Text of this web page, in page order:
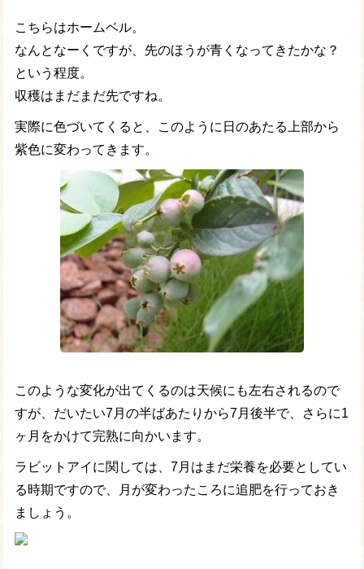
こちらはホームベル。
なんとなーくですが、先のほうが青くなってきたかな？
という程度。
収穫はまだまだ先ですね。
実際に色づいてくると、このように日のあたる上部から
紫色に変わってきます。
このような変化が出てくるのは天候にも左右されるので
すが、だいたい7月の半ばあたりから7月後半で、さらに1
ヶ月をかけて完熟に向かいます。
ラビットアイに関しては、7月はまだ栄養を必要としてい
る時期ですので、月が変わったころに追肥を行っておき
ましょう。